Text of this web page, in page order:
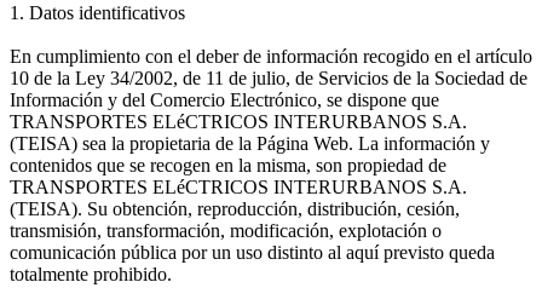
1. Datos identificativos
En cumplimiento con el deber de información recogido en el artículo
10 de la Ley 34/2002, de 11 de julio, de Servicios de la Sociedad de
Información y del Comercio Electrónico, se dispone que
TRANSPORTES ELéCTRICOS INTERURBANOS S.A.
(TEISA) sea la propietaria de la Página Web. La información y
contenidos que se recogen en la misma, son propiedad de
TRANSPORTES ELéCTRICOS INTERURBANOS S.A.
(TEISA). Su obtención, reproducción, distribución, cesión,
transmisión, transformación, modificación, explotación o
comunicación pública por un uso distinto al aquí previsto queda
totalmente prohibido.